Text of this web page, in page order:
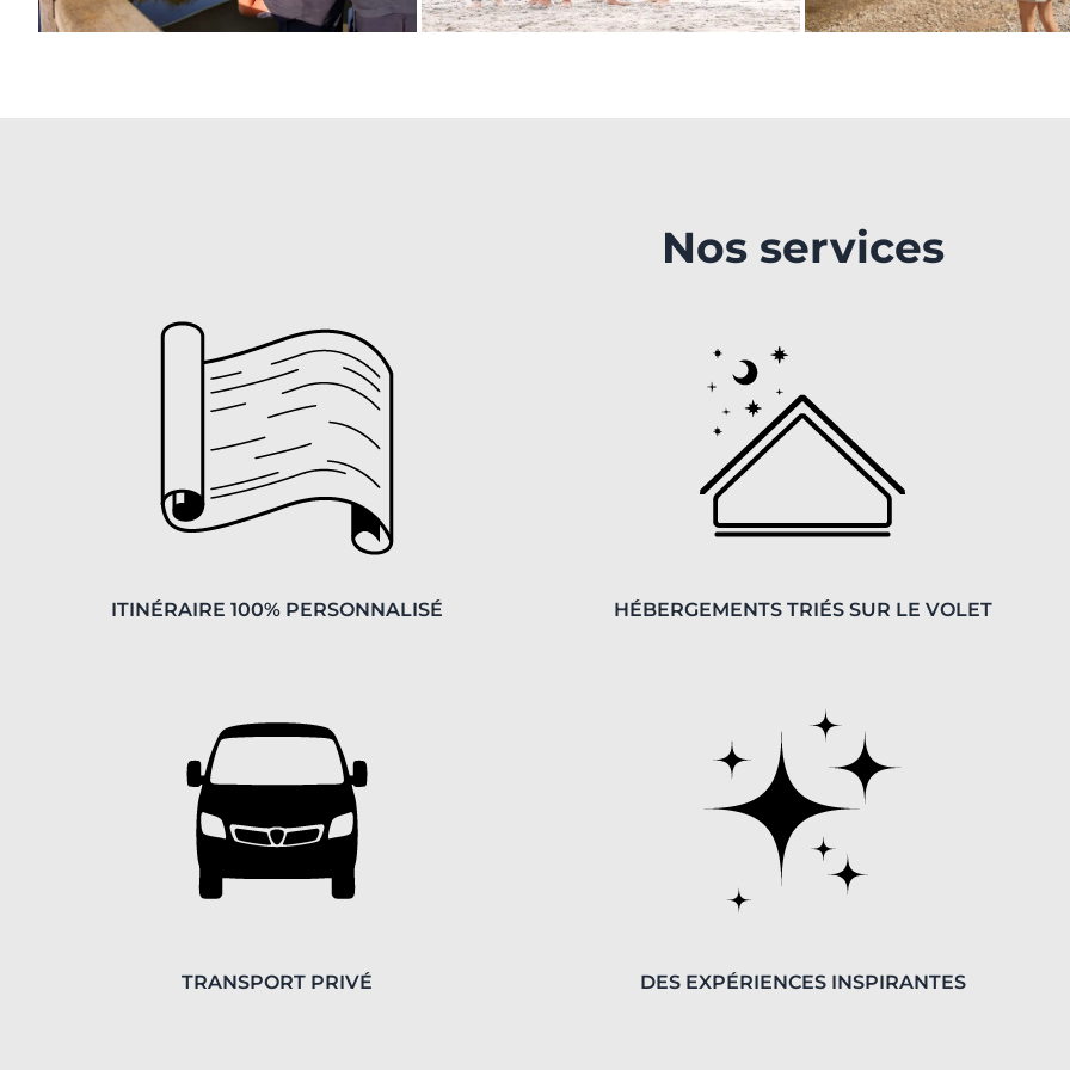
Nos services
ITINÉRAIRE 100% PERSONNALISÉ HÉBERGEMENTS TRIÉS SUR LE VOLET
TRANSPORT PRIVÉ DES EXPÉRIENCES INSPIRANTES